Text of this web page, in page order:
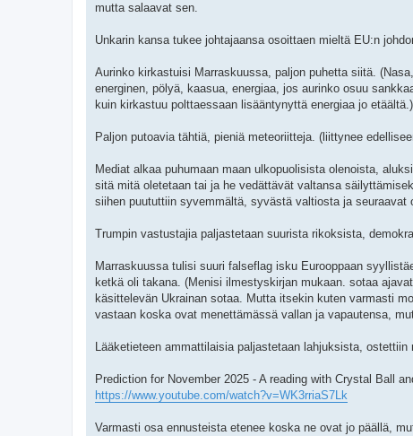
mutta salaavat sen.
Unkarin kansa tukee johtajaansa osoittaen mieltä EU:n
Aurinko kirkastuisi Marraskuussa, paljon puhetta siitä.
energinen, pölyä, kaasua, energiaa, jos aurinko osuu
kuin kirkastuu polttaessaan lisääntynyttä energiaa jo etäältä.)
Paljon putoavia tähtiä, pieniä meteoriitteja. (liittynee
Mediat alkaa puhumaan maan ulkopuolisista olenoista,
sitä mitä oletetaan tai ja he vedättävät valtansa
siihen puututtiin syvemmältä, syvästä valtiosta ja seuraavat
Trumpin vastustajia paljastetaan suurista rikoksista,
Marraskuussa tulisi suuri falseflag isku Eurooppaan
ketkä oli takana. (Menisi ilmestyskirjan mukaan. sotaa
käsittelevän Ukrainan sotaa. Mutta itsekin kuten varmasti
vastaan koska ovat menettämässä vallan ja vapautensa,
Lääketieteen ammattilaisia paljastetaan lahjuksista, ostettiin
Prediction for November 2025 - A reading with Crystal Ball
https://www.youtube.com/watch?v=WK3rriaS7Lk
Varmasti osa ennusteista etenee koska ne ovat jo päällä,